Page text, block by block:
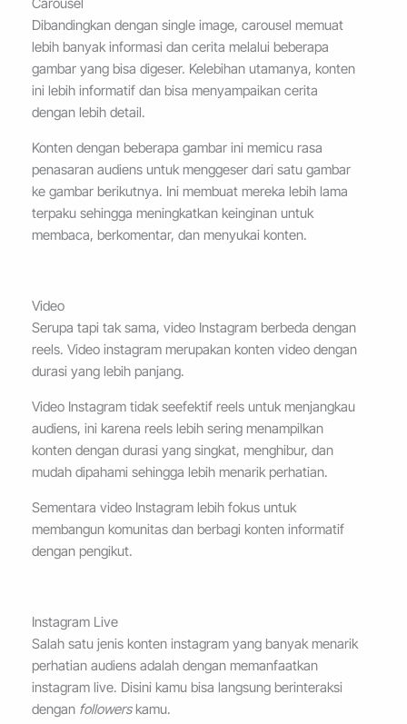
Dibandingkan dengan single image, carousel memuat
lebih banyak informasi dan cerita melalui beberapa
gambar yang bisa digeser. Kelebihan utamanya, konten
ini lebih informatif dan bisa menyampaikan cerita
dengan lebih detail.
Konten dengan beberapa gambar ini memicu rasa
penasaran audiens untuk menggeser dari satu gambar
ke gambar berikutnya. Ini membuat mereka lebih lama
terpaku sehingga meningkatkan keinginan untuk
membaca, berkomentar, dan menyukai konten.
Video
Serupa tapi tak sama, video Instagram berbeda dengan
reels. Video instagram merupakan konten video dengan
durasi yang lebih panjang.
Video Instagram tidak seefektif reels untuk menjangkau
audiens, ini karena reels lebih sering menampilkan
konten dengan durasi yang singkat, menghibur, dan
mudah dipahami sehingga lebih menarik perhatian.
Sementara video Instagram lebih fokus untuk
membangun komunitas dan berbagi konten informatif
dengan pengikut.
Instagram Live
Salah satu jenis konten instagram yang banyak menarik
perhatian audiens adalah dengan memanfaatkan
instagram live. Disini kamu bisa langsung berinteraksi
dengan followerskamu.